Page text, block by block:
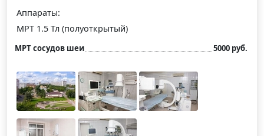
Аппараты:
МРТ 1.5 Тл (полуоткрытый)
МРТ сосудов шеи 5000 руб.